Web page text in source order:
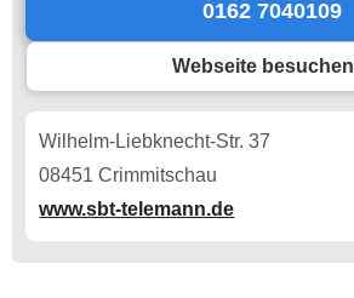
0162 7040109
Webseite besuchen
Wilhelm-Liebknecht-Str. 37
08451 Crimmitschau
www.sbt-telemann.de